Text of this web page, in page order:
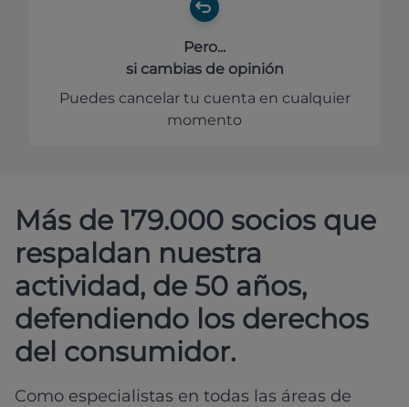
Pero...
si cambias de opinión
Puedes cancelar tu cuenta en cualquier
momento
Más de 179.000 socios que
respaldan nuestra
actividad, de 50 años,
defendiendo los derechos
del consumidor.
Como especialistas en todas las áreas de